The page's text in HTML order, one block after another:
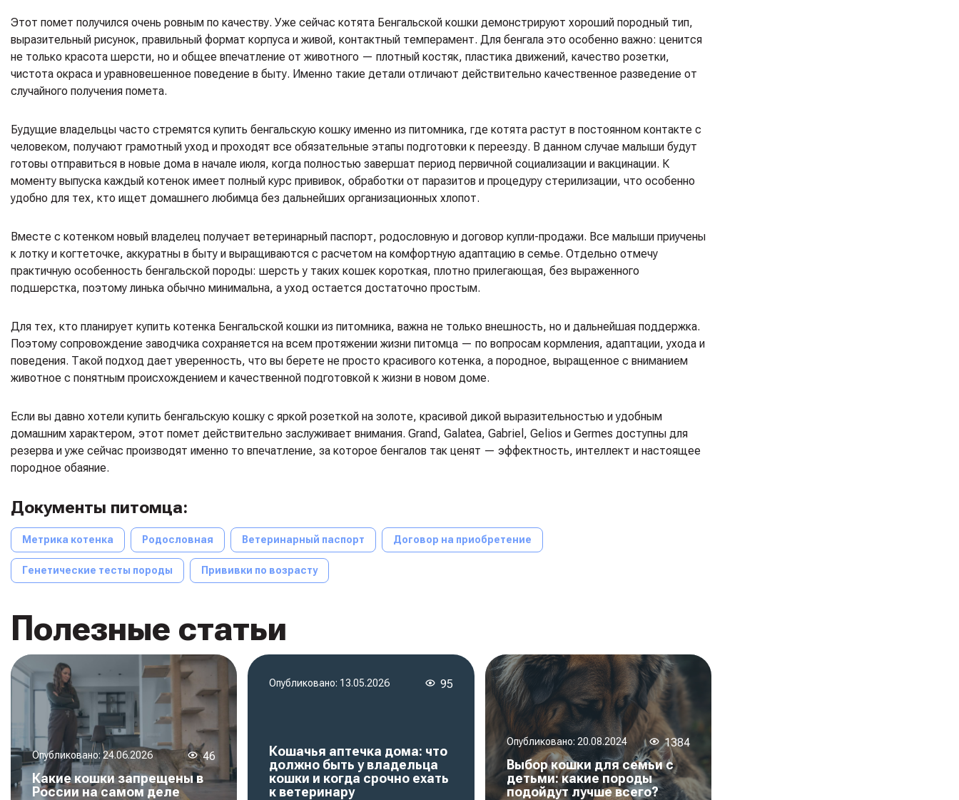
Этот помет получился очень ровным по качеству. Уже сейчас котята Бенгальской кошки демонстрируют хороший породный тип,
выразительный рисунок, правильный формат корпуса и живой, контактный темперамент. Для бенгала это особенно важно: ценится
не только красота шерсти, но и общее впечатление от животного — плотный костяк, пластика движений, качество розетки,
чистота окраса и уравновешенное поведение в быту. Именно такие детали отличают действительно качественное разведение от
случайного получения помета.
Будущие владельцы часто стремятся купить бенгальскую кошку именно из питомника, где котята растут в постоянном контакте с
человеком, получают грамотный уход и проходят все обязательные этапы подготовки к переезду. В данном случае малыши будут
готовы отправиться в новые дома в начале июля, когда полностью завершат период первичной социализации и вакцинации. К
моменту выпуска каждый котенок имеет полный курс прививок, обработки от паразитов и процедуру стерилизации, что особенно
удобно для тех, кто ищет домашнего любимца без дальнейших организационных хлопот.
Вместе с котенком новый владелец получает ветеринарный паспорт, родословную и договор купли-продажи. Все малыши приучены
к лотку и когтеточке, аккуратны в быту и выращиваются с расчетом на комфортную адаптацию в семье. Отдельно отмечу
практичную особенность бенгальской породы: шерсть у таких кошек короткая, плотно прилегающая, без выраженного
подшерстка, поэтому линька обычно минимальна, а уход остается достаточно простым.
Для тех, кто планирует купить котенка Бенгальской кошки из питомника, важна не только внешность, но и дальнейшая поддержка.
Поэтому сопровождение заводчика сохраняется на всем протяжении жизни питомца — по вопросам кормления, адаптации, ухода и
поведения. Такой подход дает уверенность, что вы берете не просто красивого котенка, а породное, выращенное с вниманием
животное с понятным происхождением и качественной подготовкой к жизни в новом доме.
Если вы давно хотели купить бенгальскую кошку с яркой розеткой на золоте, красивой дикой выразительностью и удобным
домашним характером, этот помет действительно заслуживает внимания. Grand, Galatea, Gabriel, Gelios и Germes доступны для
резерва и уже сейчас производят именно то впечатление, за которое бенгалов так ценят — эффектность, интеллект и настоящее
породное обаяние.
Документы питомца:
Метрика котенка Родословная Ветеринарный паспорт Договор на приобретение
Генетические тесты породы Прививки по возрасту
Полезные статьи
Опубликовано: 24.06.2026 46
Какие кошки запрещены в
России на самом деле
Опубликовано: 13.05.2026 95
Кошачья аптечка дома: что
должно быть у владельца
кошки и когда срочно ехать
к ветеринару
Опубликовано: 20.08.2024 1384
Выбор кошки для семьи с
детьми: какие породы
подойдут лучше всего?